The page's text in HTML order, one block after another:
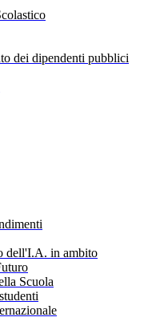
dei dipendenti pubblici
dell'I.A. in ambito
Scuola